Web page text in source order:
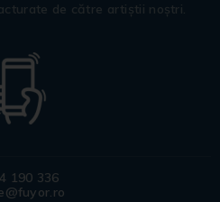
de către artiștii noștri.
190 336